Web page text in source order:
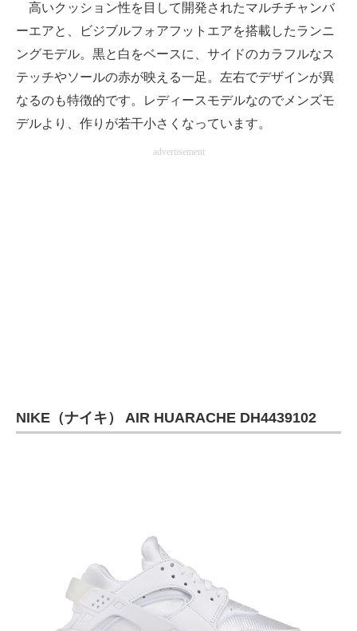
高いクッション性を目して開発されたマルチチャンバ
ーエアと、ビジブルフォアフットエアを搭載したランニ
ングモデル。黒と白をベースに、サイドのカラフルなス
テッチやソールの赤が映える一足。左右でデザインが異
なるのも特徴的です。レディースモデルなのでメンズモ
デルより、作りが若干小さくなっています。
advertisement
NIKE（ナイキ） AIR HUARACHE DH4439102